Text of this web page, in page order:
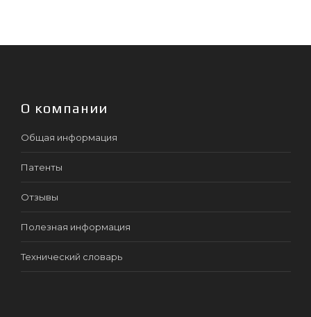
О компании
Общая информация
Патенты
Отзывы
Полезная информация
Технический словарь